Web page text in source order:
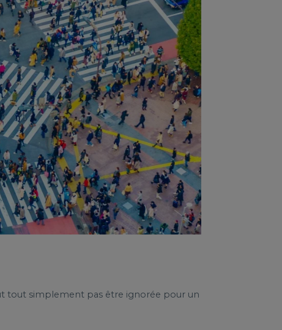
tout simplement pas être ignorée pour un